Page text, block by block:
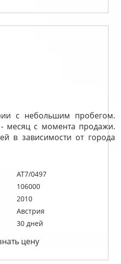
с небольшим пробегом.
- месяц с момента продажи.
в зависимости от города
AT7/0497
106000
2010
Австрия
30 дней
цену